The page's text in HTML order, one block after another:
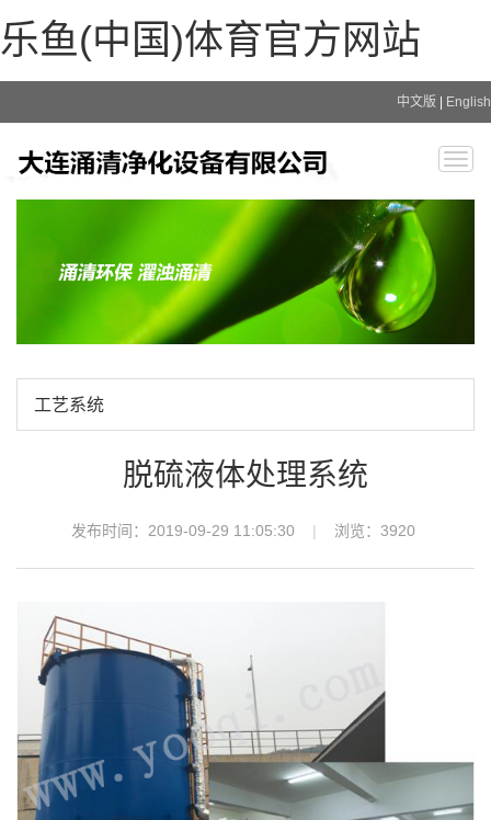
乐鱼(中国)体育官方网站
中文版 English
工艺系统
脱硫液体处理系统
发布时间：2019-09-29 11:05:30 浏览： 3920